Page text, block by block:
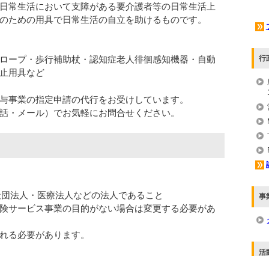
常生活において支障がある要介護者等の日常生活上
ための用具で日常生活の自立を助けるものです。
ープ・歩行補助杖・認知症老人徘徊感知機器・自動
用具など
事業の指定申請の代行をお受けしています。
・メール）でお気軽にお問合せください。
法人・医療法人などの法人であること
サービス事業の目的がない場合は変更する必要があ
る必要があります。
行
事
活